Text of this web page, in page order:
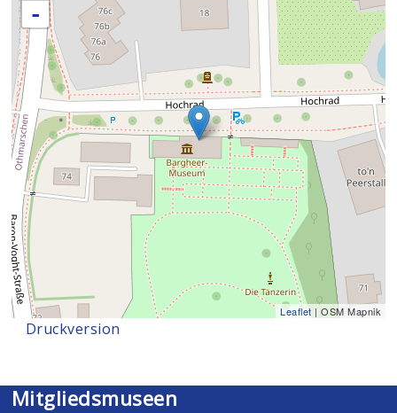
-
Leaflet | OSM Mapnik
Druckversion
Mitgliedsmuseen